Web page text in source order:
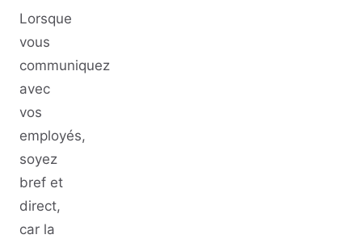
Lorsque
vous
communiquez
avec
vos
employés,
soyez
bref et
direct,
car la